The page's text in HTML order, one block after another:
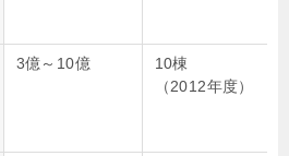
3億～10億
10棟
（2012年度）